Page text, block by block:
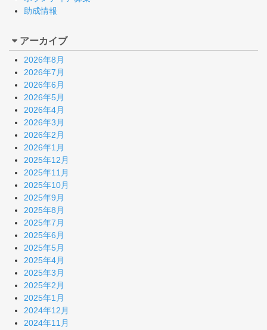
助成情報
アーカイブ
2026年8月
2026年7月
2026年6月
2026年5月
2026年4月
2026年3月
2026年2月
2026年1月
2025年12月
2025年11月
2025年10月
2025年9月
2025年8月
2025年7月
2025年6月
2025年5月
2025年4月
2025年3月
2025年2月
2025年1月
2024年12月
2024年11月